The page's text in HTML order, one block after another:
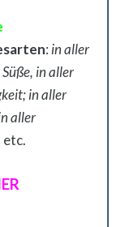
: in aller
in aller
in aller
aller
etc.